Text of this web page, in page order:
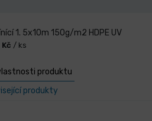
1. 5x10m 150g/m2 HDPE UV
/ ks
produktu
produkty